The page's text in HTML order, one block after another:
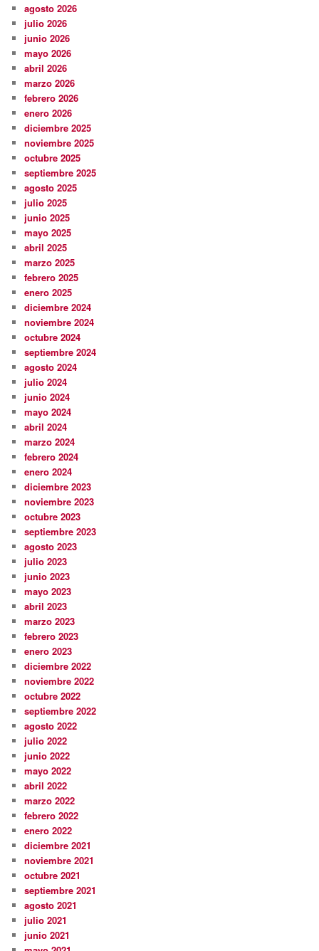
agosto 2026
julio 2026
junio 2026
mayo 2026
abril 2026
marzo 2026
febrero 2026
enero 2026
diciembre 2025
noviembre 2025
octubre 2025
septiembre 2025
agosto 2025
julio 2025
junio 2025
mayo 2025
abril 2025
marzo 2025
febrero 2025
enero 2025
diciembre 2024
noviembre 2024
octubre 2024
septiembre 2024
agosto 2024
julio 2024
junio 2024
mayo 2024
abril 2024
marzo 2024
febrero 2024
enero 2024
diciembre 2023
noviembre 2023
octubre 2023
septiembre 2023
agosto 2023
julio 2023
junio 2023
mayo 2023
abril 2023
marzo 2023
febrero 2023
enero 2023
diciembre 2022
noviembre 2022
octubre 2022
septiembre 2022
agosto 2022
julio 2022
junio 2022
mayo 2022
abril 2022
marzo 2022
febrero 2022
enero 2022
diciembre 2021
noviembre 2021
octubre 2021
septiembre 2021
agosto 2021
julio 2021
junio 2021